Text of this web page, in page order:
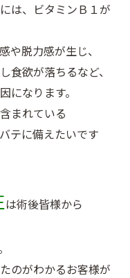
は、ビタミンＢ１が
や脱力感が生じ、
食欲が落ちるなど、
になります。
まれている
テに備えたいです
は術後皆様から
のがわかるお客様が